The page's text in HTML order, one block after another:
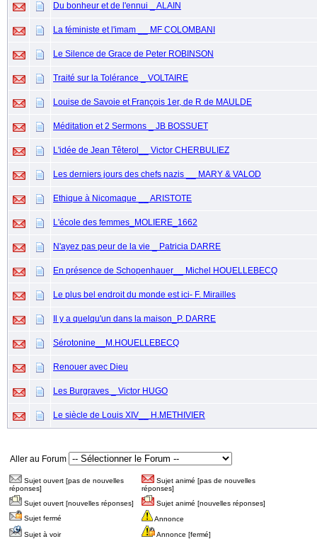
Du bonheur et de l'ennui _ ALAIN
La féministe et l'imam __ MF COLOMBANI
Le Silence de Grace de Peter ROBINSON
Traité sur la Tolérance _ VOLTAIRE
Louise de Savoie et François 1er, de R de MAULDE
Méditation et 2 Sermons _ JB BOSSUET
L'idée de Jean Têterol__ Victor CHERBULIEZ
Les derniers jours des chefs nazis __ MARY & VALOD
Ethique à Nicomaque __ ARISTOTE
L'école des femmes_MOLIERE_1662
N'ayez pas peur de la vie _ Patricia DARRE
En présence de Schopenhauer__ Michel HOUELLEBECQ
Le plus bel endroit du monde est ici- F. Mirailles
Il y a quelqu'un dans la maison_P. DARRE
Sérotonine__M.HOUELLEBECQ
Renouer avec Dieu
Les Burgraves _ Victor HUGO
Le siècle de Louis XIV__ H.METHIVIER
Aller au Forum
Sujet ouvert [pas de nouvelles
réponses]
Sujet animé [pas de nouvelles
réponses]
Sujet ouvert [nouvelles réponses]
Sujet animé [nouvelles réponses]
Sujet fermé
Annonce
Sujet à voir
Annonce [fermé]